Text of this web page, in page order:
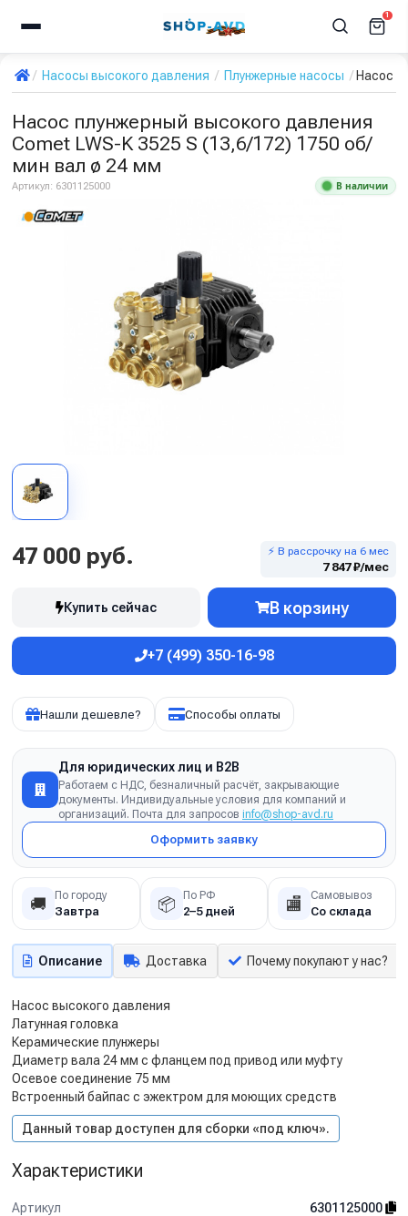
1
Насосы высокого давления Плунжерные насосы Насос
Насос плунжерный высокого давления
Comet LWS-K 3525 S (13,6/172) 1750 об/
мин вал ø 24 мм
Артикул: 6301125000 В наличии
47 000 руб. ⚡ В рассрочку на 6 мес
7 847 ₽/мес
Купить сейчас В корзину
+7 (499) 350-16-98
Нашли дешевле? Способы оплаты
Для юридических лиц и B2B
Работаем с НДС, безналичный расчёт, закрывающие
документы. Индивидуальные условия для компаний и
организаций. Почта для запросов info@shop-avd.ru
Оформить заявку
🚚 По городу
Завтра 📦 По РФ
2–5 дней 🏬 Самовывоз
Со склада
Описание Доставка Почему покупают у нас?
Насос высокого давления
Латунная головка
Керамические плунжеры
Диаметр вала 24 мм с фланцем под привод или муфту
Осевое соединение 75 мм
Встроенный байпас с эжектром для моющих средств
Данный товар доступен для сборки «под ключ».
Характеристики
Артикул
6301125000